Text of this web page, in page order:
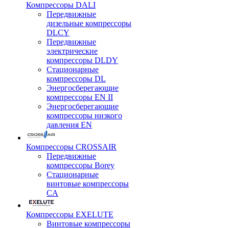
Компрессоры DALI
Передвижные
дизельные компрессоры
DLCY
Передвижные
электрические
компрессоры DLDY
Стационарные
компрессоры DL
Энергосберегающие
компрессоры EN II
Энергосберегающие
компрессоры низкого
давления EN
Компрессоры CROSSAIR
Передвижные
компрессоры Borey
Стационарные
винтовые компрессоры
CA
Компрессоры EXELUTE
Винтовые компрессоры